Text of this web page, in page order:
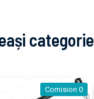
categorie
Comision 0